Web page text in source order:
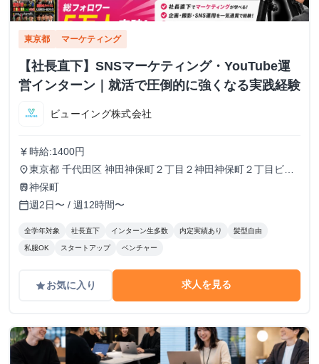
東京都 マーケティング
【社長直下】SNSマーケティング・YouTube運
営インターン｜就活で圧倒的に強くなる実践経験
ビューイング株式会社
currency_yen 時給:1400円
place東京都 千代田区 神田神保町２丁目２神田神保町２丁目ビル
５０２号室
train神保町
calendar_today週2日〜 / 週12時間〜
全学年対象 社長直下 インターン生多数 内定実績あり 髪型自由
私服OK スタートアップ ベンチャー
gradeお気に入り 求人を見る